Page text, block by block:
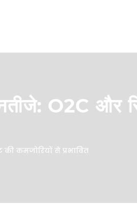
O2C और
कमजोरियों से प्रभावित